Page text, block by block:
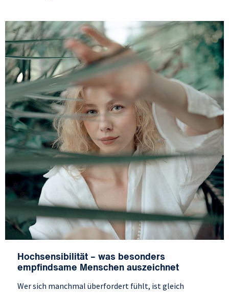
Hochsensibilität – was besonders
empfindsame Menschen auszeichnet
Wer sich manchmal überfordert fühlt, ist gleich